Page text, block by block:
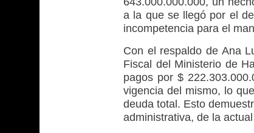
a la que se llegó por el
incompetencia para el
Con el respaldo de Ana
Fiscal del Ministerio de
pagos por $
vigencia del mismo, lo
deuda total. Esto
administrativa, de la